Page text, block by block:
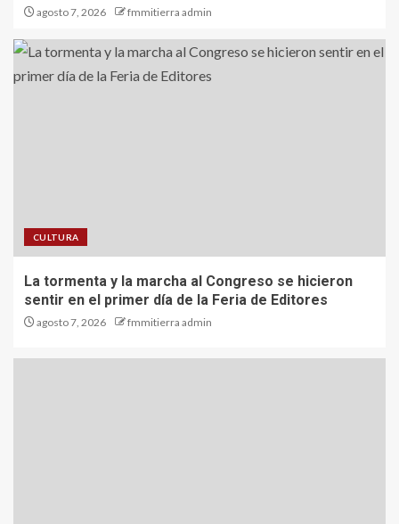
agosto 7, 2026 fmmitierra admin
CULTURA
La tormenta y la marcha al Congreso se hicieron
sentir en el primer día de la Feria de Editores
agosto 7, 2026 fmmitierra admin